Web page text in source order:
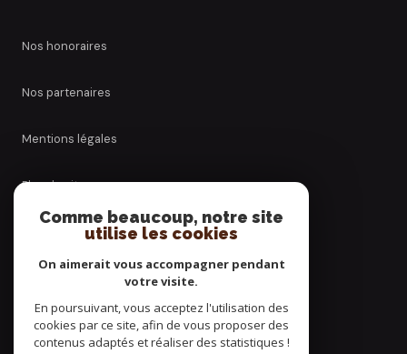
nos honoraires
nos partenaires
mentions légales
plan du site
cookies
Comme beaucoup, notre site
utilise les cookies
On aimerait vous accompagner pendant
votre visite.
En poursuivant, vous acceptez l'utilisation des
cookies par ce site, afin de vous proposer des
contenus adaptés et réaliser des statistiques !